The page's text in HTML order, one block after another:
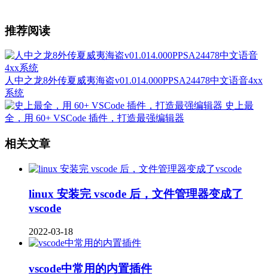
推荐阅读
人中之龙8外传夏威夷海盗v01.014.000PPSA24478中文语音4xx
系统
史上最
全，用 60+ VSCode 插件，打造最强编辑器
相关文章
linux 安装完 vscode 后，文件管理器变成了
vscode
2022-03-18
vscode中常用的内置插件